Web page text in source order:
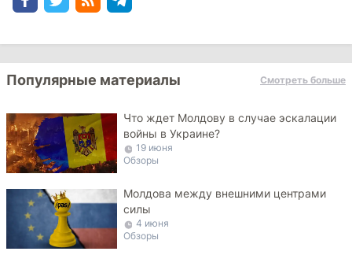
Популярные материалы Смотреть больше
Что ждет Молдову в случае эскалации
войны в Украине?
19 июня
Обзоры
Молдова между внешними центрами
силы
4 июня
Обзоры